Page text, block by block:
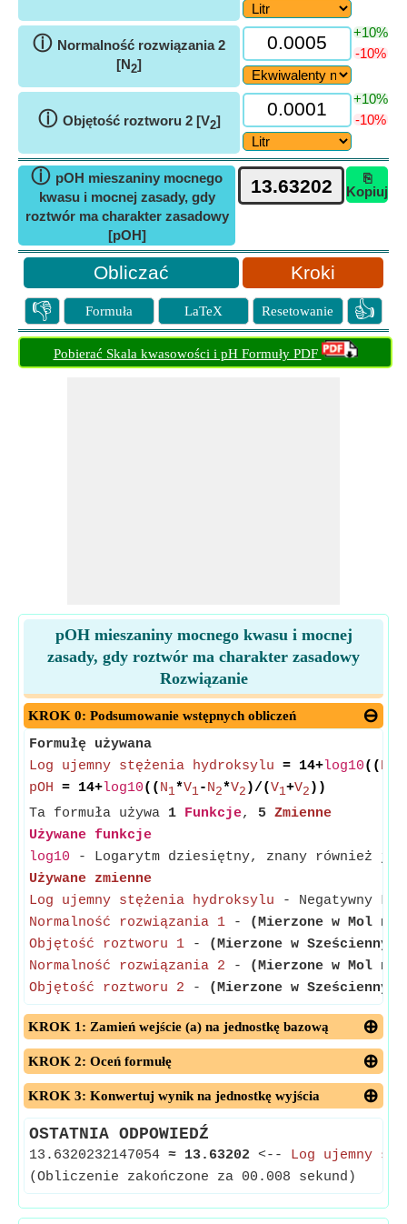
ⓘ Normalność rozwiązania 2
[N2]
+10%
-10%
ⓘ Objętość roztworu 2 [V2]
+10%
-10%
ⓘ pOH mieszaniny mocnego
kwasu i mocnej zasady, gdy
roztwór ma charakter zasadowy
[pOH]
⎘
Kopiuj
Kroki
👎 Formuła LaTeX Resetowanie 👍
Pobierać Skala kwasowości i pH Formuły PDF
pOH mieszaniny mocnego kwasu i mocnej
zasady, gdy roztwór ma charakter zasadowy
Rozwiązanie
KROK 0: Podsumowanie wstępnych obliczeń
Formułę używana
Log ujemny stężenia hydroksylu = 14+log10((
pOH = 14+log10(( N1*V1-N2*V2 )/(V1+V2 ))
Ta formuła używa 1 Funkcje, 5 Zmienne
Używane funkcje
log10 - Logarytm dziesiętny, znany również
Używane zmienne
Log ujemny stężenia hydroksylu - Negatywny
Normalność rozwiązania 1 -
(Mierzone w Mol
Objętość roztworu 1 -
(Mierzone w Sześcienny
Normalność rozwiązania 2 -
(Mierzone w Mol
Objętość roztworu 2 - (Mierzone w Sześcienny
KROK 1: Zamień wejście (a) na jednostkę bazową
KROK 2: Oceń formułę
KROK 3: Konwertuj wynik na jednostkę wyjścia
OSTATNIA ODPOWIEDŹ
13.6320232147054 ≈ 13.63202 <-- Log ujemny
(Obliczenie zakończone za 00.008 sekund)